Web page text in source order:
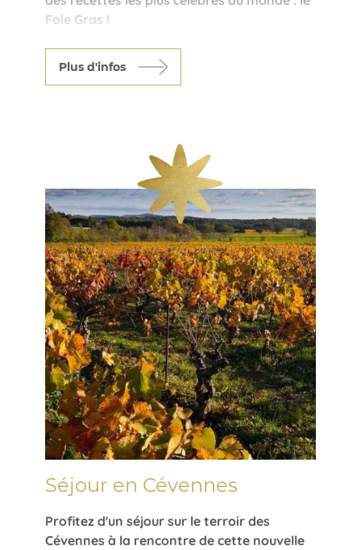
Foie Gras !
vous découvrirez avec bonheur et
délectation tous les secrets de son
dégustation de foie gras vous sera remis.
Plus d'infos
Séjour en Cévennes
Profitez d'un séjour sur le terroir des
Cévennes à la rencontre de cette nouvelle